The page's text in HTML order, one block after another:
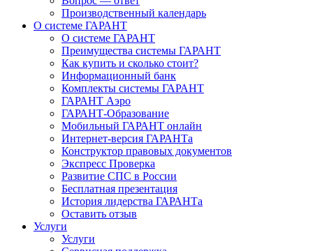
Производственный календарь
О системе ГАРАНТ
О системе ГАРАНТ
Преимущества системы ГАРАНТ
Как купить и сколько стоит?
Информационный банк
Комплекты системы ГАРАНТ
ГАРАНТ Аэро
ГАРАНТ-Образование
Мобильный ГАРАНТ онлайн
Интернет-версия ГАРАНТа
Конструктор правовых документов
Экспресс Проверка
Развитие СПС в России
Бесплатная презентация
История лидерства ГАРАНТа
Оставить отзыв
Услуги
Услуги